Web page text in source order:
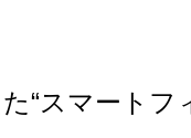
“スマートフ